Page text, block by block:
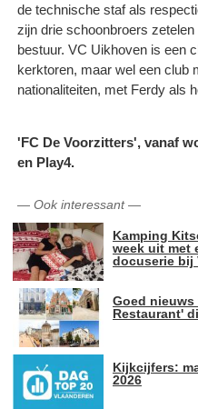
de technische staf als
zijn drie schoonbroers
bestuur. VC Uikhoven is een
kerktoren, maar wel een club
nationaliteiten, met Ferdy als
'FC De Voorzitters', vanaf
en Play4.
— Ook interessant—
Kamping
week uit met
docuserie bij
Goed
Restaurant'
Kijkcijfers:
2026